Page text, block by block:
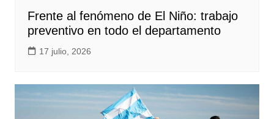
Frente al fenómeno de El Niño: trabajo
preventivo en todo el departamento
17 julio, 2026